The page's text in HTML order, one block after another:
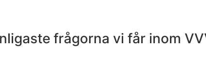
frågorna vi får inom